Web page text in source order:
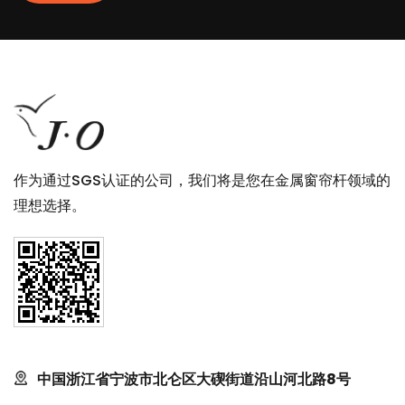
作为通过SGS认证的公司，我们将是您在金属窗帘杆领域的
理想选择。
中国浙江省宁波市北仑区大碶街道沿山河北路8号